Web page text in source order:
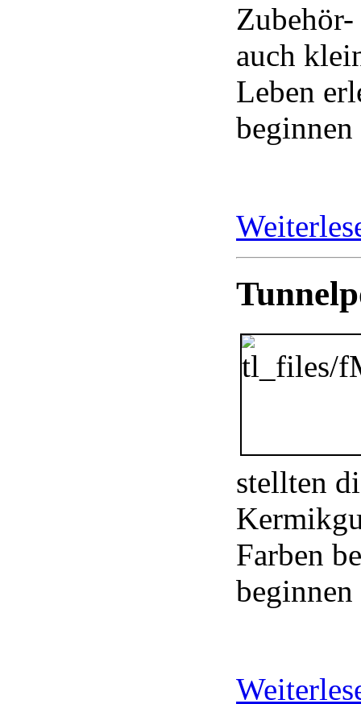
Zubehör-
auch
Leben
stellten
Farben